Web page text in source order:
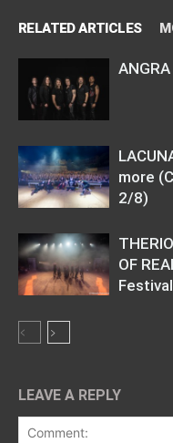
RELATED ARTICLES
more
2/8)
OF
LEAVE A REPLY